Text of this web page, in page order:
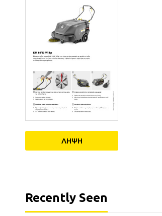
ΛΗΨΗ
Recently Seen